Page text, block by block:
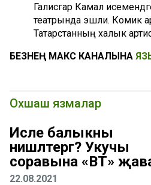
Галиәсгар Камал
театрында эшли. Комик
Татарстанның халык
БЕЗНЕҢ МАКС КАНАЛЫНА
Охшаш язмалар
Исле балыкны
нишләтергә? Укучы
соравына «ВТ»
22.08.2021